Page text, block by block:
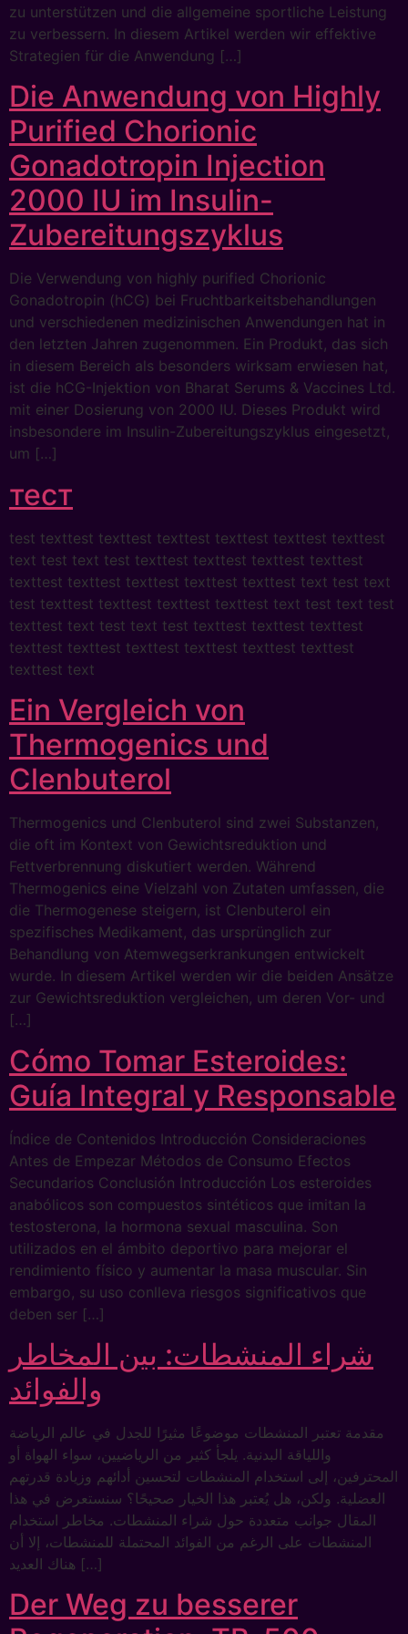
zu unterstützen und die allgemeine sportliche Leistung
zu verbessern. In diesem Artikel werden wir effektive
Strategien für die Anwendung […]
Die Anwendung von Highly
Purified Chorionic
Gonadotropin Injection
2000 IU im Insulin-
Zubereitungszyklus
Die Verwendung von highly purified Chorionic
Gonadotropin (hCG) bei Fruchtbarkeitsbehandlungen
und verschiedenen medizinischen Anwendungen hat in
den letzten Jahren zugenommen. Ein Produkt, das sich
in diesem Bereich als besonders wirksam erwiesen hat,
ist die hCG-Injektion von Bharat Serums & Vaccines Ltd.
mit einer Dosierung von 2000 IU. Dieses Produkt wird
insbesondere im Insulin-Zubereitungszyklus eingesetzt,
um […]
тест
test texttest texttest texttest texttest texttest texttest
text test text test texttest texttest texttest texttest
texttest texttest texttest texttest texttest text test text
test texttest texttest texttest texttest text test text test
texttest text test text test texttest texttest texttest
texttest texttest texttest texttest texttest texttest
texttest text
Ein Vergleich von
Thermogenics und
Clenbuterol
Thermogenics und Clenbuterol sind zwei Substanzen,
die oft im Kontext von Gewichtsreduktion und
Fettverbrennung diskutiert werden. Während
Thermogenics eine Vielzahl von Zutaten umfassen, die
die Thermogenese steigern, ist Clenbuterol ein
spezifisches Medikament, das ursprünglich zur
Behandlung von Atemwegserkrankungen entwickelt
wurde. In diesem Artikel werden wir die beiden Ansätze
zur Gewichtsreduktion vergleichen, um deren Vor- und
[…]
Cómo Tomar Esteroides:
Guía Integral y Responsable
Índice de Contenidos Introducción Consideraciones
Antes de Empezar Métodos de Consumo Efectos
Secundarios Conclusión Introducción Los esteroides
anabólicos son compuestos sintéticos que imitan la
testosterona, la hormona sexual masculina. Son
utilizados en el ámbito deportivo para mejorar el
rendimiento físico y aumentar la masa muscular. Sin
embargo, su uso conlleva riesgos significativos que
deben ser […]
شراء المنشطات: بين المخاطر
والفوائد
مقدمة تعتبر المنشطات موضوعًا مثيرًا للجدل في عالم الرياضة
واللياقة البدنية. يلجأ كثير من الرياضيين، سواء الهواة أو
المحترفين، إلى استخدام المنشطات لتحسين أدائهم وزيادة قدرتهم
العضلية. ولكن، هل يُعتبر هذا الخيار صحيحًا؟ سنستعرض في هذا
المقال جوانب متعددة حول شراء المنشطات. مخاطر استخدام
المنشطات على الرغم من الفوائد المحتملة للمنشطات، إلا أن
هناك العديد […]
Der Weg zu besserer